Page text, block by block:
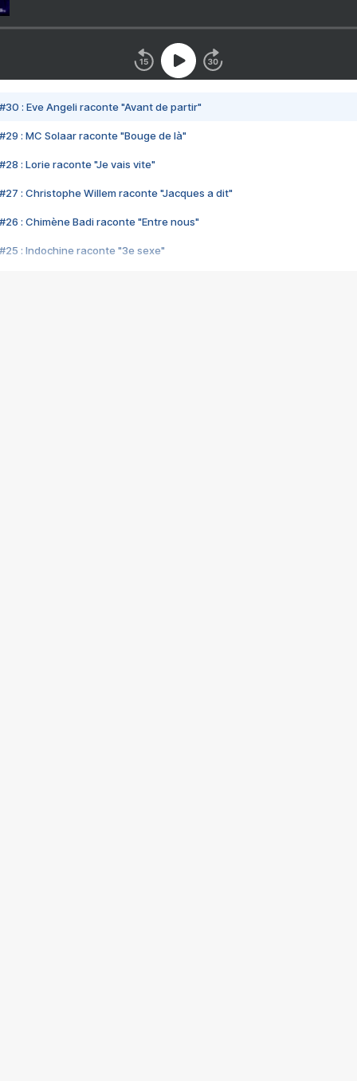
#30 : Eve Angeli raconte "Avant de partir"
#29 : MC Solaar raconte "Bouge de là"
#28 : Lorie raconte "Je vais vite"
#27 : Christophe Willem raconte "Jacques a dit"
#26 : Chimène Badi raconte "Entre nous"
#25 : Indochine raconte "3e sexe"